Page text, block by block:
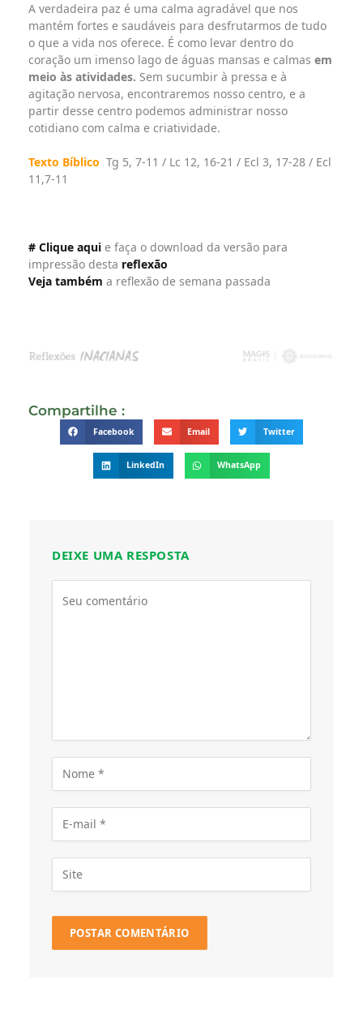
A verdadeira paz é uma calma agradável que nos
mantém fortes e saudáveis para desfrutarmos de tudo
o que a vida nos oferece. É como levar dentro do
coração um imenso lago de águas mansas e calmas em
meio às atividades. Sem sucumbir à pressa e à
agitação nervosa, encontraremos nosso centro, e a
partir desse centro podemos administrar nosso
cotidiano com calma e criatividade.
Texto Bíblico Tg 5, 7-11 / Lc 12, 16-21 / Ecl 3, 17-28 / Ecl
11,7-11
# Clique aqui e faça o download da versão para
impressão desta reflexão
Veja também a reflexão de semana passada
Compartilhe :
Facebook Email Twitter
LinkedIn WhatsApp
DEIXE UMA RESPOSTA